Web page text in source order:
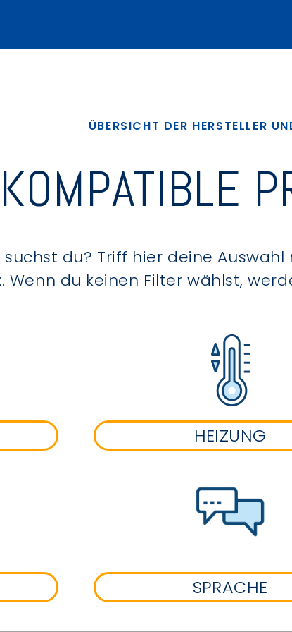
ÜBERSICHT DER HERSTELLER
KOMPATIBLE
suchst du? Triff hier deine
Wenn du keinen Filter wählst,
HEIZUNG
SPRACHE